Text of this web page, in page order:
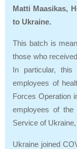
Matti Maasikas,
to Ukraine.
This batch is
those who
In particular, this
employees of
Forces Operation
employees of the
Service of
Ukraine joined